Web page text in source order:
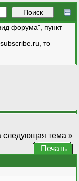
форума", пункт
то
следующая тема »
Печать